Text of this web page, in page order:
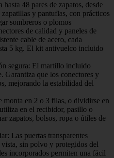
48 pares de zapatos, desde
zapatillas y pantuflas, con prácticos
sombreros o plomos
de calidad y paneles de
cable de acero, cada
5 kg. El kit antivuelco incluido
segura: El martillo incluido
Garantiza que los conectores y
mejorando la estabilidad del
monta en 2 o 3 filas, o dividirse en
en el recibidor, pasillo o
zapatos, bolsos, ropa o útiles de
Las puertas transparentes
sin polvo y protegidos del
incorporados permiten una fácil